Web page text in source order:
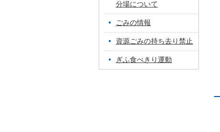
分場について
ごみの情報
資源ごみの持ち去り禁止
ぎふ食べきり運動